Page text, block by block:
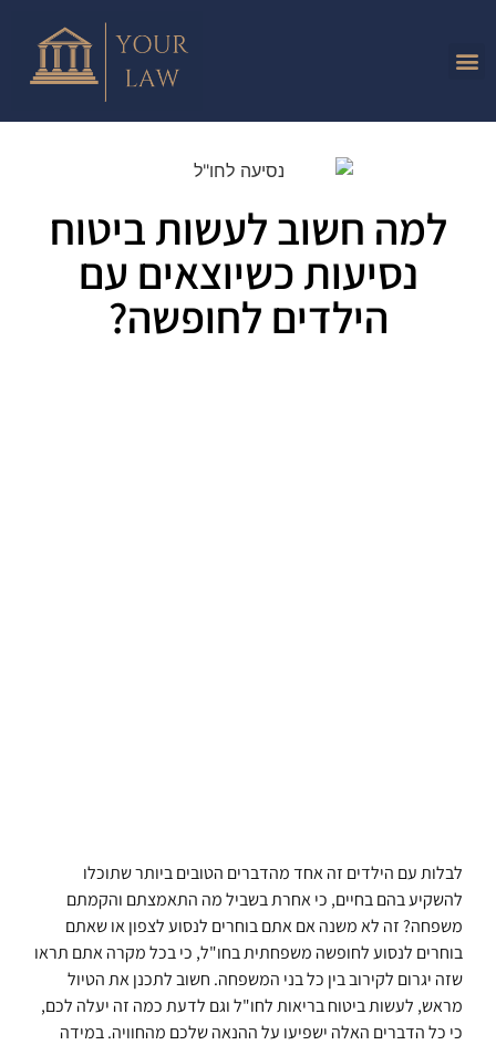
למה חשוב לעשות ביטוח
נסיעות כשיוצאים עם
הילדים לחופשה?
לבלות עם הילדים זה אחד מהדברים הטובים ביותר שתוכלו
להשקיע בהם בחיים, כי אחרת בשביל מה התאמצתם והקמתם
משפחה?זה לא משנה אם אתם בוחרים לנסוע לצפון או שאתם
בוחרים לנסוע לחופשה משפחתית בחו"ל, כי בכל מקרה אתם תראו
שזה יגרום לקירוב בין כל בני המשפחה. חשוב לתכנן את הטיול
מראש, לעשות ביטוח בריאות לחו"ל וגם לדעת כמה זה יעלה לכם,
כי כל הדברים האלה ישפיעו על ההנאה שלכם מהחוויה. במידה